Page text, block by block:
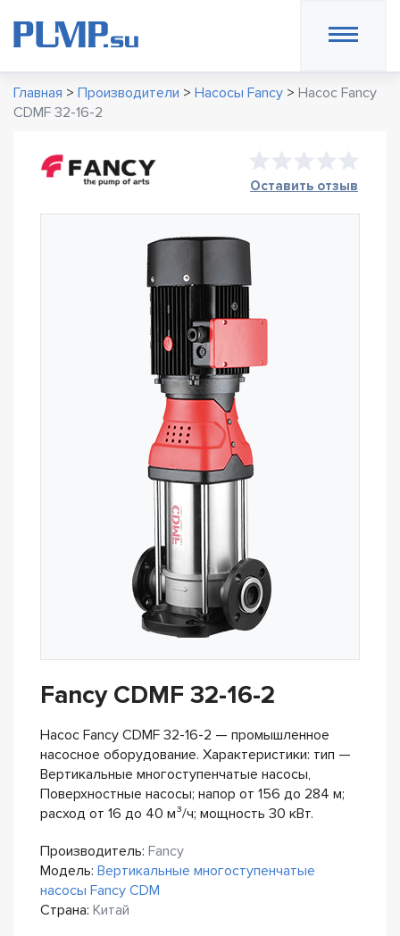
Главная > Производители > Насосы Fancy > Насос Fancy
CDMF 32-16-2
Оставить отзыв
Fancy CDMF 32-16-2
Насос Fancy CDMF 32-16-2 — промышленное
насосное оборудование. Характеристики: тип —
Вертикальные многоступенчатые насосы,
Поверхностные насосы; напор от 156 до 284 м;
расход от 16 до 40 м³/ч; мощность 30 кВт.
Производитель: Fancy
Модель: Вертикальные многоступенчатые
насосы Fancy CDM
Страна: Китай